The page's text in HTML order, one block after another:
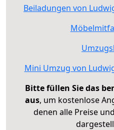
Beiladungen von
Mini Umzug von
Bitte füllen Sie das
aus, um kostenlose
denen alle Preise